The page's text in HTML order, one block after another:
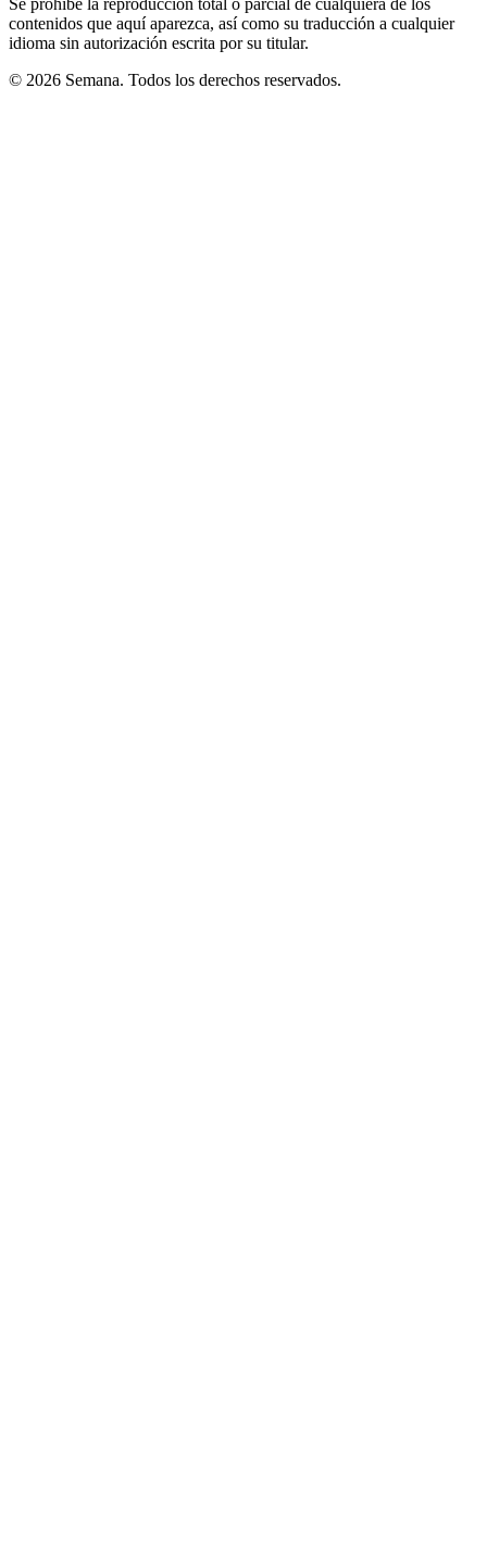
contenidos que aquí aparezca, así como su traducción a cualquier
idioma sin autorización escrita por su titular.
© 2026 Semana. Todos los derechos reservados.